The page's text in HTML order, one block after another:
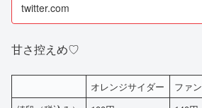
twitter.com
甘さ控えめ♡
オレンジサイダー
ファ